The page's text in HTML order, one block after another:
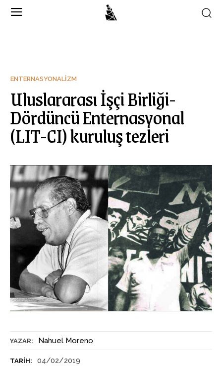
YAZAR: Nahuel Moreno
TARIH: 04/02/2019
ENTERNASYONALIZM
Uluslararası İşçi Birliği-
Dördüncü Enternasyonal
(LIT-CI) kuruluş tezleri